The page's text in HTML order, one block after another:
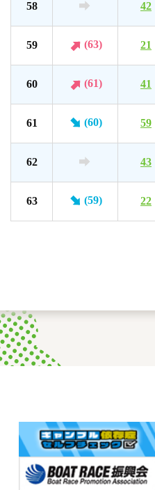
58 42
59 (63) 21
60 (61) 41
61 (60) 59
62 43
63 (59) 22